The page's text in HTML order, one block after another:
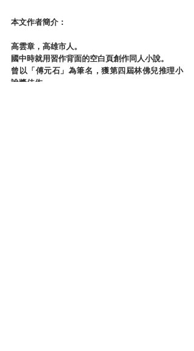
本文作者簡介：
高雲章，高雄市人。
國中時就用習作背面的空白頁創作同人小說。
曾以「傅元石」為筆名，獲第四屆林佛兒推理小
說獎佳作。